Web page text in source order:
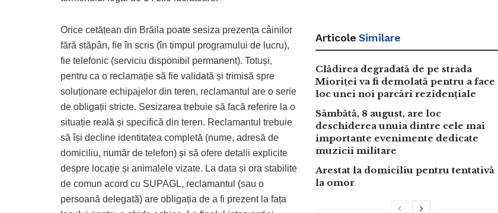
Articole Similare
Clădirea degradată de pe strada
Mioriței va fi demolată pentru a face
loc unei noi parcări rezidențiale
Sâmbătă, 8 august, are loc
deschiderea unuia dintre cele mai
importante evenimente dedicate
muzicii militare
Arestat la domiciliu pentru tentativă
la omor
Orice cetățean din Brăila poate sesiza prezența câinilor
fără stăpân, fie în scris (în timpul programului de lucru),
fie telefonic (serviciu disponibil permanent). Totuși,
pentru ca o reclamație să fie validată și trimisă spre
soluționare echipajelor din teren, reclamantul are o serie
de obligații stricte. Sesizarea trebuie să facă referire la o
situație reală și specifică din teren. Reclamantul trebuie
să își decline identitatea completă (nume, adresă de
domiciliu, număr de telefon) și să ofere detalii explicite
despre locație și animalele vizate. La data și ora stabilite
de comun acord cu SUPAGL, reclamantul (sau o
persoană delegată) are obligația de a fi prezent la fața